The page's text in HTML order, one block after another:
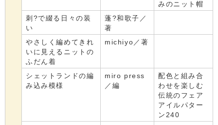
みのニット帽
刺?で綴る日々の装
い
蓬?和歌子／
著
やさしく編めてきれ
いに見えるニットの
ふだん着
michiyo／著
シェットランドの編
み込み模様
miro press
／編
配色と組み合
わせを楽しむ
伝統のフェア
アイルパター
ン240